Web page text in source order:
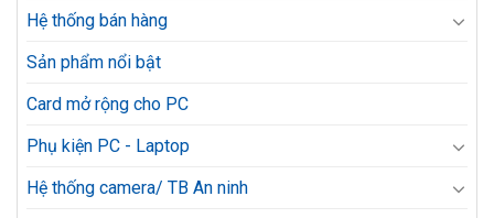
Hệ thống bán hàng
Sản phẩm nổi bật
Card mở rộng cho PC
Phụ kiện PC - Laptop
Hệ thống camera/ TB An ninh